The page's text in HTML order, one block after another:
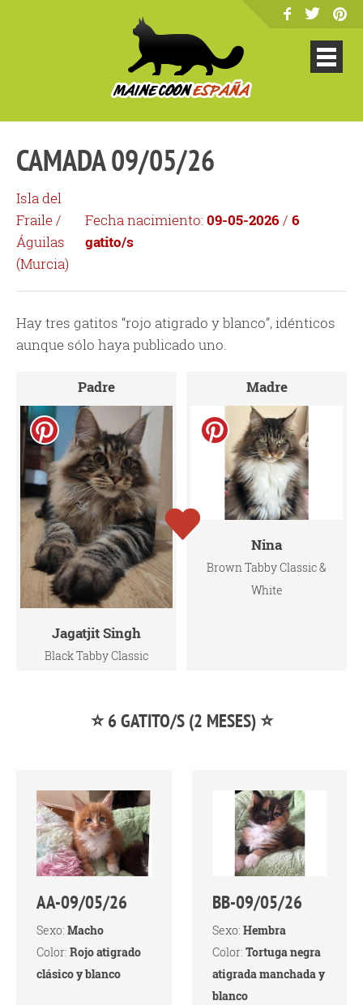
CAMADA 09/05/26
Isla del
Fraile/
Águilas
(Murcia)
Fecha nacimiento:09-05-2026 / 6
gatito/s
Hay tres gatitos “rojo atigrado y blanco”, idénticos
aunque sólo haya publicado uno.
Padre
Jagatjit Singh
Black Tabby Classic
Madre
Nina
Brown Tabby Classic &
White
⭐ 6 GATITO/S (2 MESES) ⭐
AA-09/05/26
Sexo: Macho
Color: Rojo atigrado
clásico y blanco
BB-09/05/26
Sexo: Hembra
Color: Tortuga negra
atigrada manchada y
blanco